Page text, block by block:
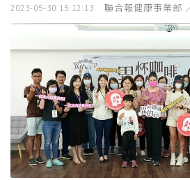
2023-05-30 15:12:13 聯合報健康事業部